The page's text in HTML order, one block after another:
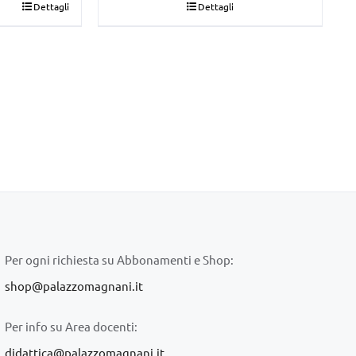
Dettagli Dettagli
Per ogni richiesta su Abbonamenti e Shop:
shop@palazzomagnani.it
Per info su Area docenti:
didattica@palazzomagnani.it